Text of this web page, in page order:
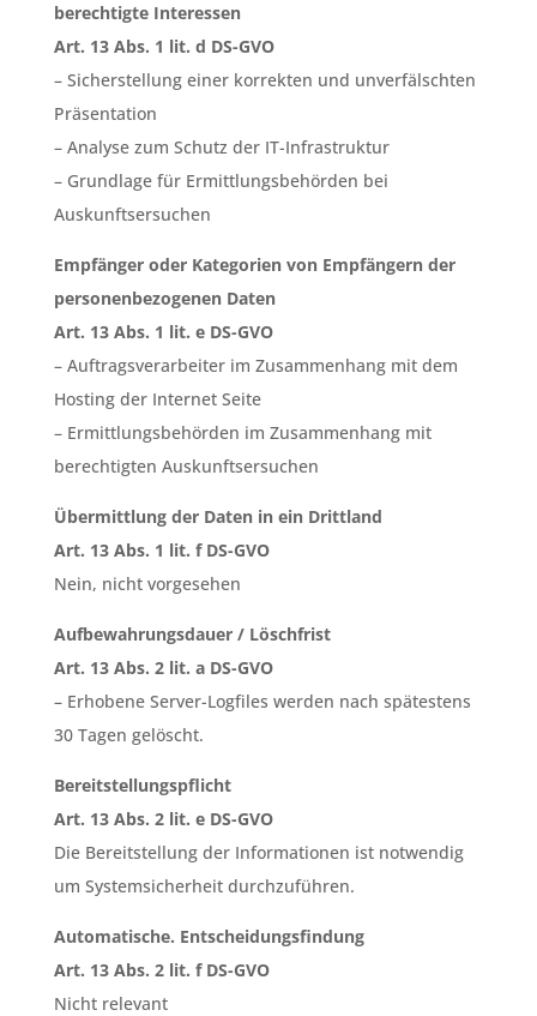
berechtigte Interessen
Art. 13 Abs. 1 lit. d DS-GVO
– Sicherstellung einer korrekten und unverfälschten
Präsentation
– Analyse zum Schutz der IT-Infrastruktur
– Grundlage für Ermittlungsbehörden bei
Auskunftsersuchen
Empfänger oder Kategorien von Empfängern der
personenbezogenen Daten
Art. 13 Abs. 1 lit. e DS-GVO
– Auftragsverarbeiter im Zusammenhang mit dem
Hosting der Internet Seite
– Ermittlungsbehörden im Zusammenhang mit
berechtigten Auskunftsersuchen
Übermittlung der Daten in ein Drittland
Art. 13 Abs. 1 lit. f DS-GVO
Nein, nicht vorgesehen
Aufbewahrungsdauer / Löschfrist
Art. 13 Abs. 2 lit. a DS-GVO
– Erhobene Server-Logfiles werden nach spätestens
30 Tagen gelöscht.
Bereitstellungspflicht
Art. 13 Abs. 2 lit. e DS-GVO
Die Bereitstellung der Informationen ist notwendig
um Systemsicherheit durchzuführen.
Automatische. Entscheidungsfindung
Art. 13 Abs. 2 lit. f DS-GVO
Nicht relevant